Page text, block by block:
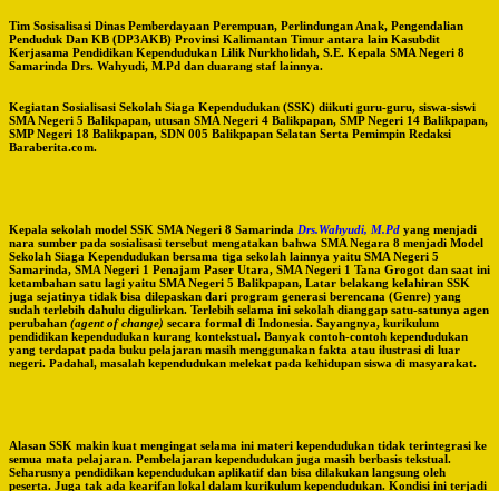
Tim Sosisalisasi Dinas Pemberdayaan Perempuan, Perlindungan Anak, Pengendalian
Penduduk Dan KB (DP3AKB) Provinsi Kalimantan Timur antara lain Kasubdit
Kerjasama Pendidikan Kependudukan Lilik Nurkholidah, S.E. Kepala SMA Negeri 8
Samarinda Drs. Wahyudi, M.Pd dan duarang staf lainnya.
Kegiatan Sosialisasi Sekolah Siaga Kependudukan (SSK) diikuti guru-guru, siswa-siswi
SMA Negeri 5 Balikpapan, utusan SMA Negeri 4 Balikpapan, SMP Negeri 14 Balikpapan,
SMP Negeri 18 Balikpapan, SDN 005 Balikpapan Selatan Serta Pemimpin Redaksi
Baraberita.com.
Kepala sekolah model SSK SMA Negeri 8 Samarinda Drs.Wahyudi, M.Pd yang menjadi
nara sumber pada sosialisasi tersebut mengatakan bahwa SMA Negara 8 menjadi Model
Sekolah Siaga Kependudukan bersama tiga sekolah lainnya yaitu SMA Negeri 5
Samarinda, SMA Negeri 1 Penajam Paser Utara, SMA Negeri 1 Tana Grogot dan saat ini
ketambahan satu lagi yaitu SMA Negeri 5 Balikpapan, Latar belakang kelahiran SSK
juga sejatinya tidak bisa dilepaskan dari program generasi berencana (Genre) yang
sudah terlebih dahulu digulirkan. Terlebih selama ini sekolah dianggap satu-satunya agen
perubahan (agent of change) secara formal di Indonesia. Sayangnya, kurikulum
pendidikan kependudukan kurang kontekstual. Banyak contoh-contoh kependudukan
yang terdapat pada buku pelajaran masih menggunakan fakta atau ilustrasi di luar
negeri. Padahal, masalah kependudukan melekat pada kehidupan siswa di masyarakat.
Alasan SSK makin kuat mengingat selama ini materi kependudukan tidak terintegrasi ke
semua mata pelajaran. Pembelajaran kependudukan juga masih berbasis tekstual.
Seharusnya pendidikan kependudukan aplikatif dan bisa dilakukan langsung oleh
peserta. Juga tak ada kearifan lokal dalam kurikulum kependudukan. Kondisi ini terjadi